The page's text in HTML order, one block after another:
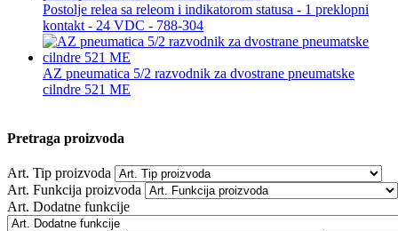
Postolje relea sa releom i indikatorom statusa - 1 preklopni
kontakt - 24 VDC - 788-304
AZ pneumatica 5/2 razvodnik za dvostrane pneumatske
cilndre 521 ME
Pretraga proizvoda
Art. Tip proizvoda
Art. Funkcija proizvoda
Art. Dodatne funkcije